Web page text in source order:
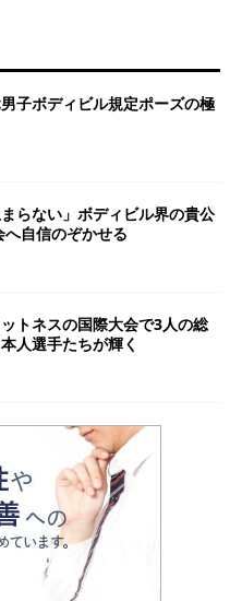
子ボディビル規定ポーズの極
まらない」ボディビル界の貴公
自信のぞかせる
トネスの国際大会で3人の総
人選手たちが輝く